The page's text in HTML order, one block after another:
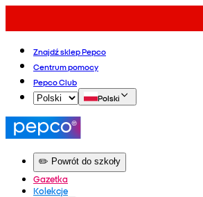
Znajdź sklep Pepco
Centrum pomocy
Pepco Club
Polski
✏️ Powrót do szkoły
Gazetka
Kolekcje